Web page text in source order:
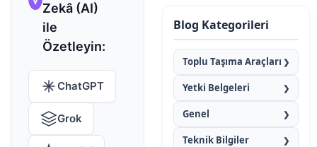
Zekâ (AI)
ile
Özetleyin:
ChatGPT
Grok
Blog Kategorileri
Toplu Taşıma Araçları ❯
Yetki Belgeleri ❯
Genel ❯
Teknik Bilgiler ❯